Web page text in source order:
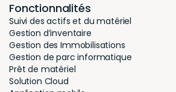
Fonctionnalités
Suivi des actifs et du matériel
Gestion d’inventaire
Gestion des Immobilisations
Gestion de parc informatique
Prêt de matériel
Solution Cloud